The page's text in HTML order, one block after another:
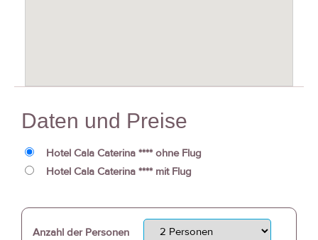
Daten und Preise
Hotel Cala Caterina **** ohne Flug
Hotel Cala Caterina **** mit Flug
Anzahl der Personen